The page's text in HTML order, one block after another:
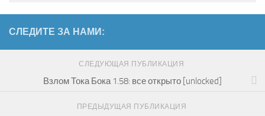
СЛЕДИТЕ ЗА НАМИ:
СЛЕДУЮЩАЯ ПУБЛИКАЦИЯ
Взлом Тока Бока 1.58: все открыто [unlocked]
ПРЕДЫДУЩАЯ ПУБЛИКАЦИЯ